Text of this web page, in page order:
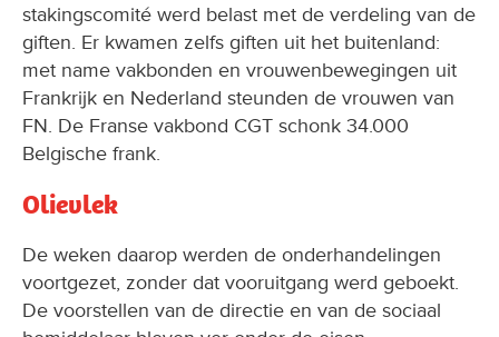
stakingscomité werd belast met de verdeling van de
giften. Er kwamen zelfs giften uit het buitenland:
met name vakbonden en vrouwenbewegingen uit
Frankrijk en Nederland steunden de vrouwen van
FN. De Franse vakbond CGT schonk 34.000
Belgische frank.
Olievlek
De weken daarop werden de onderhandelingen
voortgezet, zonder dat vooruitgang werd geboekt.
De voorstellen van de directie en van de sociaal